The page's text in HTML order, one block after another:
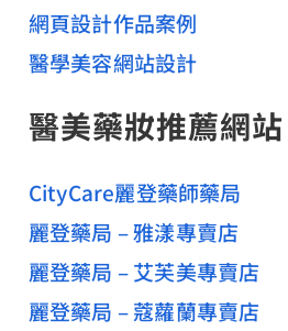
網頁設計作品案例
醫學美容網站設計
醫美藥妝推薦網站
CityCare麗登藥師藥局
麗登藥局 – 雅漾專賣店
麗登藥局 – 艾芙美專賣店
麗登藥局 – 蔻蘿蘭專賣店